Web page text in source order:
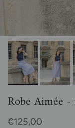
Robe Aimée
Prix habituel
€125,00